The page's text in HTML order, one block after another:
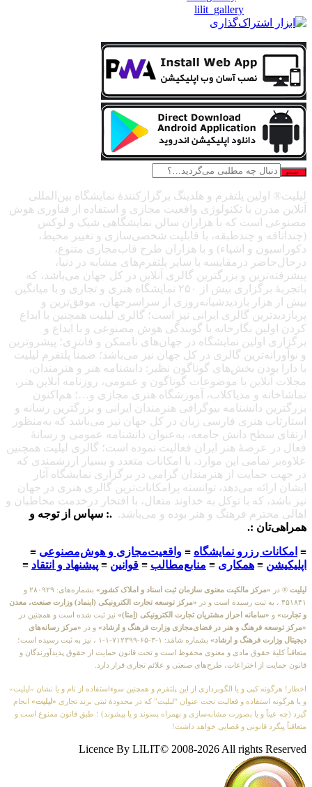
lilit_gallery
جستجو
لیلیت® اولین پلتفرم و هلدینگ برگزارکنندهٔ نمایشگاه بین‌المللی
آنلاین مدرن با تکنولوژی واقعیت مجازی و استفاده از فناوری هوش
مصنوعی است که با هزاران سالن نمایشگاهی شیک و لوکس
(چنداتاقه و چندطبقه، با قابلیت شخصی‌سازی و تغییر محیط،
دکوراسیون و اشیاء) و با هزاران طرح قاب‌مجازی متنوع،
درحال‌حاضر درمقایسه با سایر پلتفرم‌های مشابه در دنیا،
پیشرفته‌ترین و بزرگترین گالری آنلاین در کل جهان می‌باشد، که
باتجربهٔ برگزاری بیش از ۲۵۰ نمایشگاه هنری و تجاری و با میانگین
بیش از هزار بازدیدشبانه‌روزی از سراسرجهان، موفق‌ترین و
پربازدیدترین گالری ایرانی نیز است؛ گالری لیلیت همچنین با ابداع
کردن اولین نگارخانه با گویندگی هوش مصنوعی و با ابداع و
برگزاری اولین نمایشگاه در جهان‌های ناممکن و فانتزی؛ پیشروترین
و نوآورانه‌ترین گالری در کل جهان نیز می‌باشد؛ ضمناً پلتفرم لیلیت
با دارا بودن بخش‌های گوناگون نظیر: دانشنامه هنر و هنرمندان،
مجلات آنلاین با موضوعات گوناگون و عمومی، روزنامه آنلاین هنر،
تماشاخانه و مدیاکلاب، آموزشگاه هنری مجازی و…؛ هم‌اکنون
بزرگترین دانشنامه بیوگرافی هنرمندان ایرانی و بزرگترین رسانه و
استارتاپ هنری فارسی زبان در کل جهان نیز می‌باشد که به‌منظور
ارتقای سطح دانش جامعه، به‌عنوان دانشنامه عمومی و رسانهٔ
فعال در عرصهٔ هنر ایران فعالیت نموده است؛ گالری لیلیت همچنین
علاوه‌بر تمامی این موارد، با امکانات متعدد و بسیار ارزشمندی که
در جهت حمایت از هنرمندان گرامی در برگزاری نمایشگاه آثار
ایشان ارائه می‌دهد، توانسته پرامکانات‌ترین گالری هنری در جهان
نیز باشد، که با توکل به خداوند متعال، با افتخار درخدمت مخاطبان و
اهالی محترم فرهنگ و هنر بوده و می‌باشد. .: سپاس از توجه و
همراهی‌تان :.
≡ امکانات رزرو نمایشگاه ≡ واقعیت‌مجازی و هوش‌مصنوعی ≡
اپلیکیشن ≡ همکاری ≡ منابع‌مطالب ≡ قوانین ≡ پیشنهاد و انتقاد ≡
لیلیت ® در «مرکز مالکیت معنوی سازمان ثبت اسناد و املاک کشور»
بشماره‌های: ۲۸۰۹۲۹ و
۴۵۱۸۴۱ ، به ثبت رسیده است و در
«مرکز توسعه تجارت الکترونیکی (اینماد) وزارت صنعت، معدن
و تجارت» و «سامانه احراز مشتریان تجارت الکترونیکی (اِمتا)» نیز ثبت شده است و همچنین در
«مرکز توسعه فرهنگ و هنر در فضای‌مجازی وزارت فرهنگ و ارشاد» و در «مرکز رسانه‌های
دیجیتال وزارت فرهنگ و ارشاد»
بشماره شامَد: ۱-۳-۶۵-۷۱۲۳۹۹-۱-۱ ، نیز به ثبت رسیده است؛
متعاقباً کلیهٔ حقوق مادی و معنوی محفوظ است و تحت قانون حمایت از حقوق پدیدآورندگان و
قانون حمایت از اختراعات، طرح‌های صنعتی و علائم تجاری قرار دارد.
اخطار! هرگونه کپی و یا الگوبرداری از این پلتفرم و همچنین سوءاستفاده از نام و یا نشان «لیلیت»
و یا هرگونه استفاده و فعالیت تحت عنوان “لیلیت” که در محدودهٔ ثبتی برند تجاری «لیلیت» انجام
گیرد (چه عیناً و یا بصورت مشابه‌سازی و بهمراه پسوند و یا پیشوند) ؛ طبق قانون ممنوع است و
متعاقباً پیگرد قانونی و قضایی خواهد داشت!
Licence By LILIT© 2008-2026 All rights Reserved